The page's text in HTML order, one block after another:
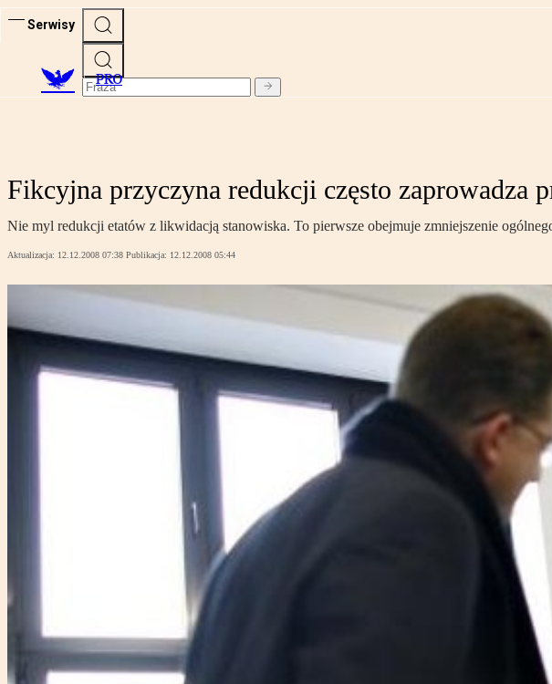
Serwisy
PRO
Fikcyjna przyczyna redukcji często zaprowadza
Nie myl redukcji etatów z likwidacją stanowiska. To pierwsze obejmuje zmniejszenie
Aktualizacja: 12.12.2008 07:38 Publikacja: 12.12.2008 05:44